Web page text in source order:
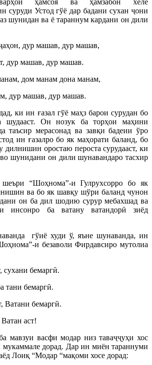
суруди Устод гўё дар бадани сухан ҷони
шунидан ва ё тараннум кардани он дили
дур машав, дур машав,
дур машав, дур машав.
дом манам дона манам,
дур машав, дур машав.
ки ин ғазал гўё маҳз барои сурудан бо
шудааст. Он нозук ба торҳои маҳини
таъсир мерасонад ва завқи бадеии ўро
ин ғазалро бо як маҳорати баланд, бо
дилнишин оростаю пероста сурудааст, ки
шунидани он дили шунавандаро тасхир
“Шоҳнома”-и Гулрухсорро бо як
ва бо як шавқу шўри баланд чунон
он ба дил шодию сурур мебахшад ва
инсонро ба ватану ватандорӣ зиёд
гўиё худи ў, яъне шунаванда, ин
и безаволи Фирдавсиро мутолиа
бемаргӣ.
тани бемаргӣ.
Ватани бемаргӣ.
аст!
мавзуи васфи модар низ таваҷҷуҳи хос
дорад. Дар ин миён тараннуми
Лоиқ “Модар “мақоми хосе дорад: